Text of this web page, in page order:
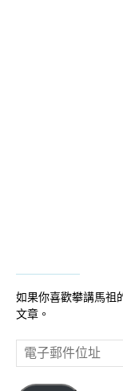
如果你喜歡攀講馬祖
文章。
電
子